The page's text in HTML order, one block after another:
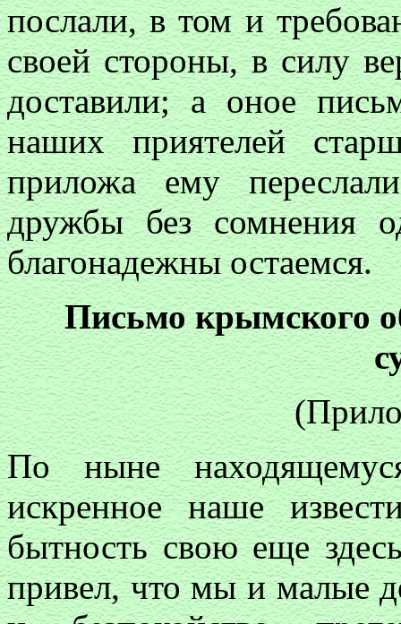
послали, в том и
своей стороны, в силу
доставили; а оное
наших приятелей
приложа ему
дружбы без сомнения
благонадежны остаемся.
Письмо крымского
По ныне
искренное наше
бытность свою еще
привел, что мы и малые